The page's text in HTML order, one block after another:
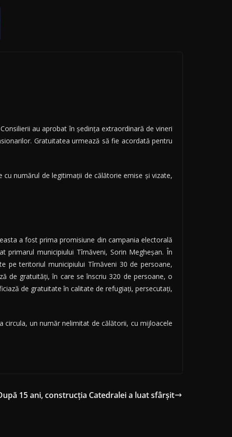
au aprobat în şedinţa extraordinară de vineri
Gratuitatea urmează să fie acordată pentru
numărul de legitimaţii de călătorie emise şi vizate,
a fost prima promisiune din campania electorală
primarul municipiului Tîrnăveni, Sorin Megheşan. În
pe teritoriul municipiului Tîrnăveni 30 de persoane,
de gratuităţi, în care se înscriu 320 de persoane, o
de gratuitate în calitate de refugiaţi, persecutaţi,
circula, un număr nelimitat de călătorii, cu mijloacele
15 ani, construcția Catedralei a luat sfârșit